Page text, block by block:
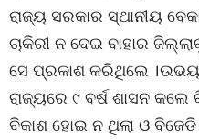
ରାଜ୍ୟ ସରକାର ସ୍ଥାନୀୟ
ଚାକିରୀ ନ ଦେଇ ବାହାର
ସେ ପ୍ରକାଶ କରିଥିଲେ
ରାଜ୍ୟରେ ୯ ବର୍ଷ ଶାସନ
ବିକାଶ ହୋଇ ନ ଥିଲା ଓ